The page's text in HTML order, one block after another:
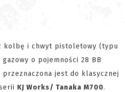
kolbę i chwyt pistoletowy (typu
o pojemności 28 BB
przeznaczona jest do klasycznej
KJ Works/ Tanaka M700.